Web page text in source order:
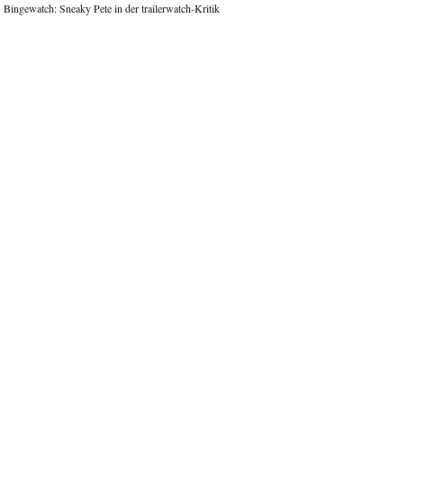
Bingewatch: Sneaky Pete in der trailerwatch-Kritik